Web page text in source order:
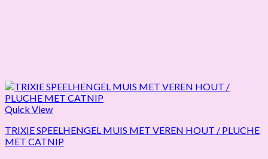
Quick View
TRIXIE SPEELHENGEL MUIS MET VEREN HOUT / PLUCHE
MET CATNIP